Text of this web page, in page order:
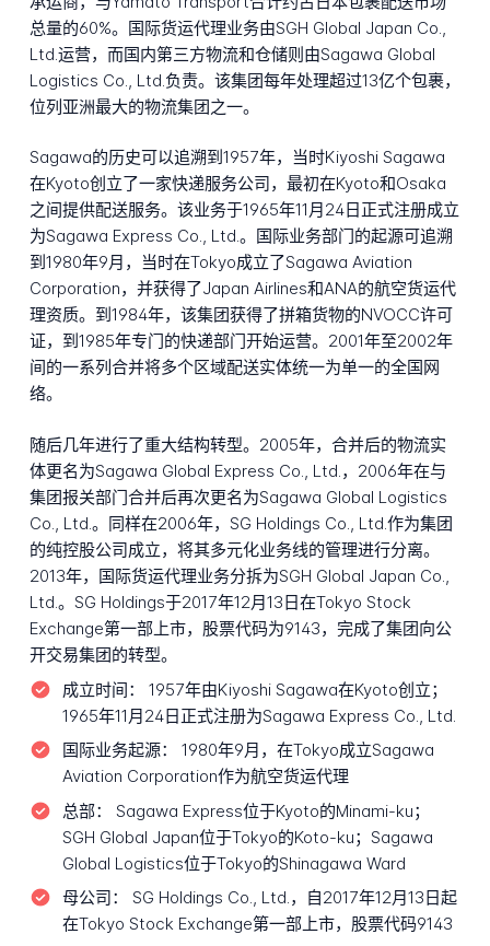
总量的60%。国际货运代理业务由SGH Global Japan Co.,
Ltd.运营，而国内第三方物流和仓储则由Sagawa Global
Logistics Co., Ltd.负责。该集团每年处理超过13亿个包裹，
位列亚洲最大的物流集团之一。
Sagawa的历史可以追溯到1957年，当时Kiyoshi Sagawa
在Kyoto创立了一家快递服务公司，最初在Kyoto和Osaka
之间提供配送服务。该业务于1965年11月24日正式注册成立
为Sagawa Express Co., Ltd.。国际业务部门的起源可追溯
到1980年9月，当时在Tokyo成立了Sagawa Aviation
Corporation，并获得了Japan Airlines和ANA的航空货运代
理资质。到1984年，该集团获得了拼箱货物的NVOCC许可
证，到1985年专门的快递部门开始运营。2001年至2002年
间的一系列合并将多个区域配送实体统一为单一的全国网
络。
随后几年进行了重大结构转型。2005年，合并后的物流实
体更名为Sagawa Global Express Co., Ltd.，2006年在与
集团报关部门合并后再次更名为Sagawa Global Logistics
Co., Ltd.。同样在2006年，SG Holdings Co., Ltd.作为集团
的纯控股公司成立，将其多元化业务线的管理进行分离。
2013年，国际货运代理业务分拆为SGH Global Japan Co.,
Ltd.。SG Holdings于2017年12月13日在Tokyo Stock
Exchange第一部上市，股票代码为9143，完成了集团向公
开交易集团的转型。
成立时间：
1957年由Kiyoshi Sagawa在Kyoto创立；
1965年11月24日正式注册为Sagawa Express Co., Ltd.
国际业务起源：
1980年9月，在Tokyo成立Sagawa
Aviation Corporation作为航空货运代理
总部：
Sagawa Express位于Kyoto的Minami-ku；
SGH Global Japan位于Tokyo的Koto-ku；Sagawa
Global Logistics位于Tokyo的Shinagawa Ward
母公司：
SG Holdings Co., Ltd.，自2017年12月13日起
在Tokyo Stock Exchange第一部上市，股票代码9143